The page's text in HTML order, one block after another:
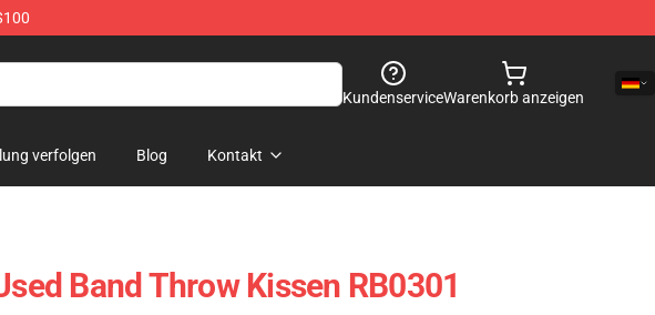
KundenserviceWarenkorb anzeigen
verfolgen Blog Kontakt
Band Throw Kissen RB0301